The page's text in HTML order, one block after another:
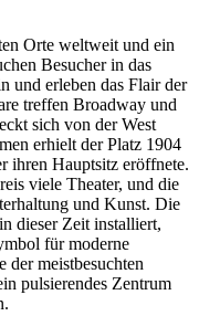
Orte weltweit und ein
Besucher in das
und erleben das Flair der
treffen Broadway und
sich von der West
erhielt der Platz 1904
ihren Hauptsitz eröffnete.
viele Theater, und die
und Kunst. Die
dieser Zeit installiert,
für moderne
der meistbesuchten
pulsierendes Zentrum